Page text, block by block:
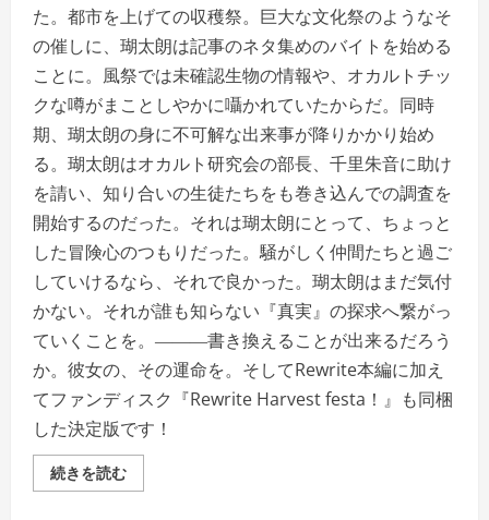
た。都市を上げての収穫祭。巨大な文化祭のようなそ
の催しに、瑚太朗は記事のネタ集めのバイトを始める
ことに。風祭では未確認生物の情報や、オカルトチッ
クな噂がまことしやかに囁かれていたからだ。同時
期、瑚太朗の身に不可解な出来事が降りかかり始め
る。瑚太朗はオカルト研究会の部長、千里朱音に助け
を請い、知り合いの生徒たちをも巻き込んでの調査を
開始するのだった。それは瑚太朗にとって、ちょっと
した冒険心のつもりだった。騒がしく仲間たちと過ご
していけるなら、それで良かった。瑚太朗はまだ気付
かない。それが誰も知らない『真実』の探求へ繋がっ
ていくことを。―――書き換えることが出来るだろう
か。彼女の、その運命を。そしてRewrite本編に加え
てファンディスク『Rewrite Harvest festa！』も同梱
した決定版です！
続きを読むRewrite
＋